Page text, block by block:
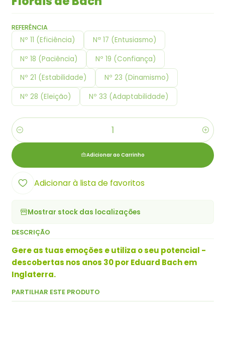
REFERÊNCIA
Nº 11 (Eficiência)
Nª 17 (Entusiasmo)
Nº 18 (Paciência)
Nº 19 (Confiança)
Nº 21 (Estabilidade)
Nº 23 (Dinamismo)
Nº 28 (Eleição)
Nº 33 (Adaptabilidade)
Quantidade
Adicionar ao Carrinho
Adicionar à lista de favoritos
Mostrar stock das localizações
DESCRIÇÃO
Gere as tuas emoções e utiliza o seu potencial -
descobertas nos anos 30 por Eduard Bach em
Inglaterra.
PARTILHAR ESTE PRODUTO